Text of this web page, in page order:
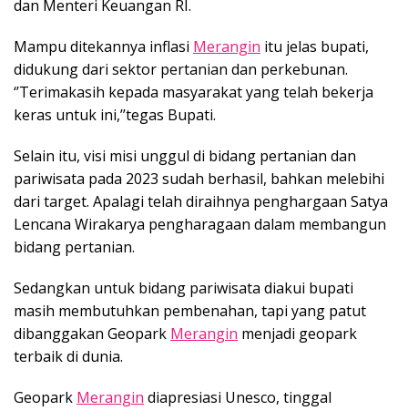
dan Menteri Keuangan RI.
Mampu ditekannya inflasi Merangin itu jelas bupati,
didukung dari sektor pertanian dan perkebunan.
‘’Terimakasih kepada masyarakat yang telah bekerja
keras untuk ini,’’tegas Bupati.
Selain itu, visi misi unggul di bidang pertanian dan
pariwisata pada 2023 sudah berhasil, bahkan melebihi
dari target. Apalagi telah diraihnya penghargaan Satya
Lencana Wirakarya pengharagaan dalam membangun
bidang pertanian.
Sedangkan untuk bidang pariwisata diakui bupati
masih membutuhkan pembenahan, tapi yang patut
dibanggakan Geopark Merangin menjadi geopark
terbaik di dunia.
Geopark Merangin diapresiasi Unesco, tinggal